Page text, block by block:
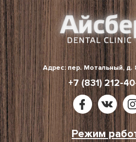
Skip
to
content
Адрес: пер. Мотальный,
+7 (831) 212-
Режим